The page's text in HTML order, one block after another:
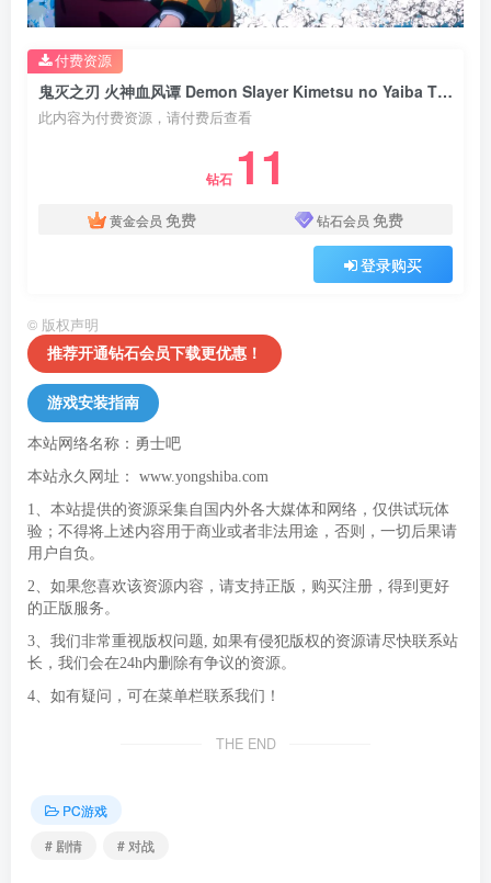
鬼灭之刃 火神血风谭 Demon Slayer Kimetsu no Yaiba The Hinokami Chronicles v1.1.0版 集成全DLC 官方中文
此内容为付费资源，请付费后查看
钻石 11
黄金会员 免费 钻石会员 免费
登录购买
付费资源
© 版权声明
推荐开通钻石会员下载更优惠！
游戏安装指南
本站网络名称：勇士吧
本站永久网址： www.yongshiba.com
1、本站提供的资源采集自国内外各大媒体和网络，仅供试玩体
验；不得将上述内容用于商业或者非法用途，否则，一切后果请
用户自负。
2、如果您喜欢该资源内容，请支持正版，购买注册，得到更好
的正版服务。
3、我们非常重视版权问题, 如果有侵犯版权的资源请尽快联系站
长，我们会在24h内删除有争议的资源。
4、如有疑问，可在菜单栏联系我们！
THE END
PC游戏
# 剧情
# 对战